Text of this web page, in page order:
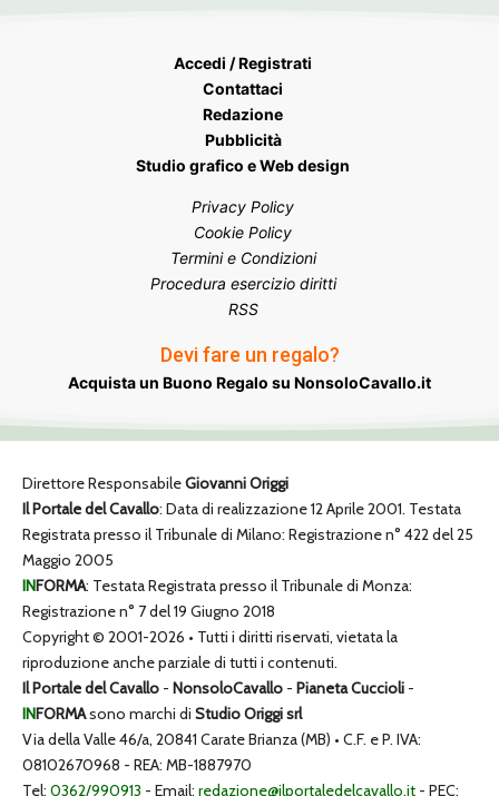
Accedi / Registrati
Contattaci
Redazione
Pubblicità
Studio grafico e Web design
Privacy Policy
Cookie Policy
Termini e Condizioni
Procedura esercizio diritti
RSS
Devi fare un regalo?
Acquista un Buono Regalo su NonsoloCavallo.it
Direttore ResponsabileGiovanni Origgi
Il Portale del Cavallo: Data di realizzazione 12 Aprile 2001. Testata
Registrata presso il Tribunale di Milano: Registrazione n° 422 del 25
Maggio 2005
INFORMA: Testata Registrata presso il Tribunale di Monza:
Registrazione n° 7 del 19 Giugno 2018
Copyright © 2001-2026 • Tutti i diritti riservati, vietata la
riproduzione anche parziale di tutti i contenuti.
Il Portale del Cavallo - NonsoloCavallo - Pianeta Cuccioli -
INFORMAsono marchi di Studio Origgi srl
Via della Valle 46/a, 20841 Carate Brianza (MB) • C.F. e P. IVA:
08102670968 - REA: MB-1887970
Tel: 0362/990913 - Email: redazione@ilportaledelcavallo.it - PEC: